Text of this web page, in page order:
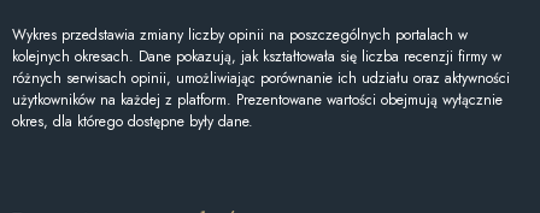
Wykres przedstawia zmiany liczby opinii na poszczególnych portalach w
kolejnych okresach. Dane pokazują, jak kształtowała się liczba recenzji firmy w
różnych serwisach opinii, umożliwiając porównanie ich udziału oraz aktywności
użytkowników na każdej z platform. Prezentowane wartości obejmują wyłącznie
okres, dla którego dostępne były dane.